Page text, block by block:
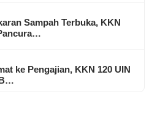
Sampah Terbuka, KKN
ke Pengajian, KKN 120 UIN